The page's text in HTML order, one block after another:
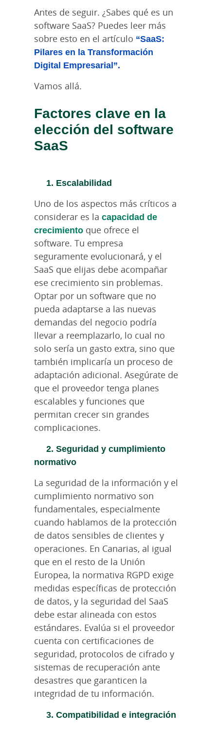
Antes de seguir. ¿Sabes qué es un
software SaaS? Puedes leer más
sobre esto en el artículo “SaaS:
Pilares en la Transformación
Digital Empresarial”.
Vamos allá.
Factores clave en la
elección del software
SaaS
1. Escalabilidad
Uno de los aspectos más críticos a
considerar es la capacidad de
crecimiento que ofrece el
software. Tu empresa
seguramente evolucionará, y el
SaaS que elijas debe acompañar
ese crecimiento sin problemas.
Optar por un software que no
pueda adaptarse a las nuevas
demandas del negocio podría
llevar a reemplazarlo, lo cual no
solo sería un gasto extra, sino que
también implicaría un proceso de
adaptación adicional. Asegúrate de
que el proveedor tenga planes
escalables y funciones que
permitan crecer sin grandes
complicaciones.
2. Seguridad y cumplimiento
normativo
La seguridad de la información y el
cumplimiento normativo son
fundamentales, especialmente
cuando hablamos de la protección
de datos sensibles de clientes y
operaciones. En Canarias, al igual
que en el resto de la Unión
Europea, la normativa RGPD exige
medidas específicas de protección
de datos, y la seguridad del SaaS
debe estar alineada con estos
estándares. Evalúa si el proveedor
cuenta con certificaciones de
seguridad, protocolos de cifrado y
sistemas de recuperación ante
desastres que garanticen la
integridad de tu información.
3. Compatibilidad e integración